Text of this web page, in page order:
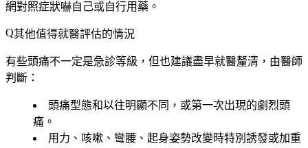
網對照症狀嚇自己或自行用藥。
其他值得就醫評估的情況
有些頭痛不一定是急診等級，但也建議盡早就醫釐清，由醫師
判斷：
頭痛型態和以往明顯不同 ，或第一次出現的劇烈頭
痛。
用力、咳嗽、彎腰、起身姿勢改變時特別誘發或加重